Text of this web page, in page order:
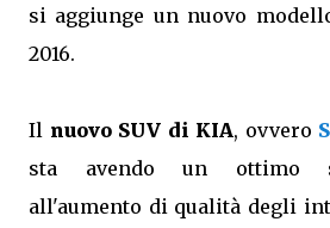
si aggiunge un nuovo
2016.
Il nuovo SUV di KIA, ovvero
sta avendo un ottimo
all'aumento di qualità degli